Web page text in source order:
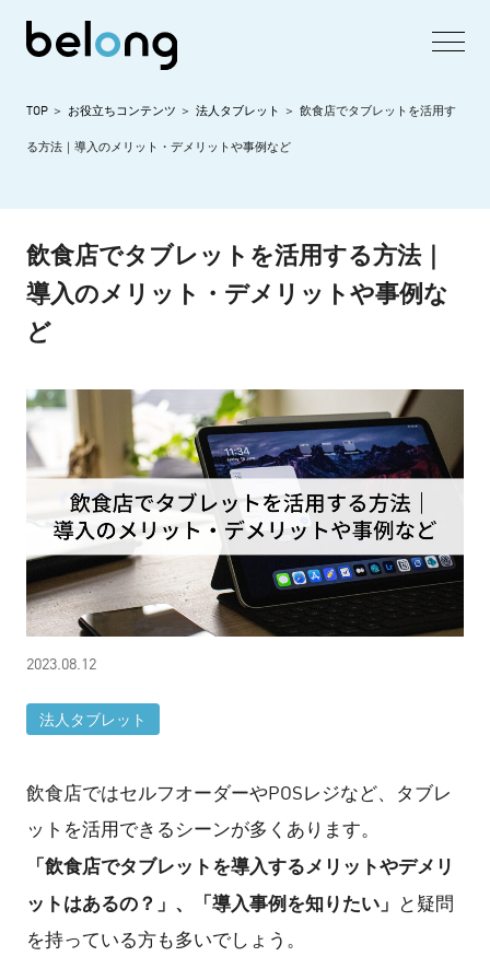
TOP お役立ちコンテンツ 法人タブレット 飲食店でタブレットを活用す
る方法｜導入のメリット・デメリットや事例など
飲食店でタブレットを活用する方法｜
導入のメリット・デメリットや事例な
ど
2023.08.12
法人タブレット
飲食店ではセルフオーダーやPOSレジなど、タブレ
ットを活用できるシーンが多くあります。
「飲食店でタブレットを導入するメリットやデメリ
ットはあるの？」、「導入事例を知りたい」 と疑問
を持っている方も多いでしょう。